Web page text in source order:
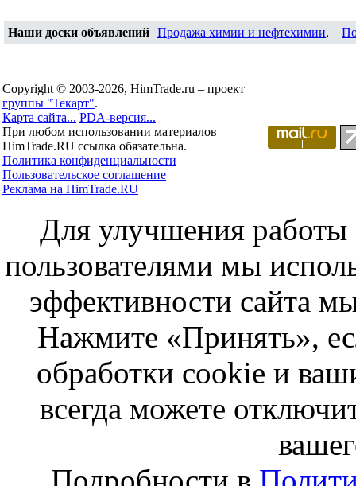
Наши доски объявлений Продажа химии и нефтехимии,
Copyright © 2003-2026, HimTrade.ru – проект
группы "Текарт".
Карта сайта... PDA-версия...
При любом использовании материалов
HimTrade.RU ссылка обязательна.
Политика конфиденциальности
Пользовательское соглашение
Реклама на HimTrade.RU
Для улучшения работы
пользователями мы
эффективности сайта
Нажмите «Принять»,
обработки cookie и
всегда можете